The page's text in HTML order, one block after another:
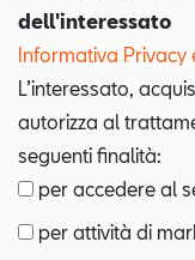
dell'interessato
Informativa Privacy
L’interessato,
autorizza al
seguenti finalità:
per accedere al
per attività di